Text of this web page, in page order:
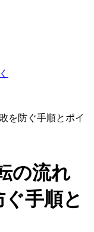
を防ぐ手順とポイ
の流れ
手順と